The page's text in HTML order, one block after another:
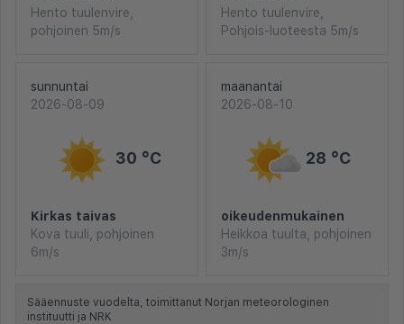
Hento tuulenvire,
pohjoinen 5m/s
Hento tuulenvire,
Pohjois-luoteesta 5m/s
sunnuntai
2026-08-09
30 °C
Kirkas taivas
Kova tuuli, pohjoinen
6m/s
maanantai
2026-08-10
28 °C
oikeudenmukainen
Heikkoa tuulta, pohjoinen
3m/s
Sääennuste vuodelta, toimittanut Norjan meteorologinen
instituutti ja NRK